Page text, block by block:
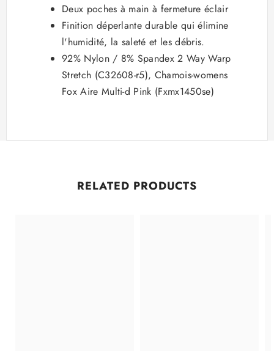
Deux poches à main à fermeture éclair
Finition déperlante durable qui élimine
l'humidité, la saleté et les débris.
92% Nylon / 8% Spandex 2 Way Warp
Stretch (C32608-r5), Chamois-womens
Fox Aire Multi-d Pink (Fxmx1450se)
RELATED PRODUCTS